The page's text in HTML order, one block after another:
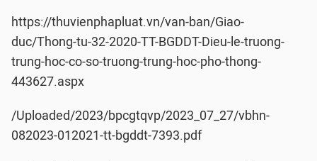
https://thuvienphapluat.vn/van-ban/Giao-
duc/Thong-tu-32-2020-TT-BGDDT-Dieu-le-truong-
trung-hoc-co-so-truong-trung-hoc-pho-thong-
443627.aspx
/Uploaded/2023/bpcgtqvp/2023_07_27/vbhn-
082023-012021-tt-bgddt-7393.pdf